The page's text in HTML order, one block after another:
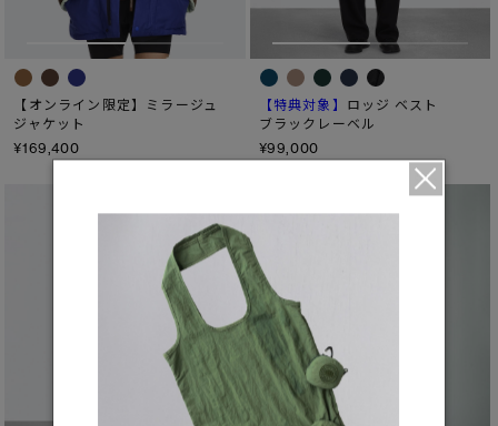
【オンライン限定】ミラージュ
ジャケット
¥169,400
【特典対象】
ロッジ ベスト
ブラックレーベル
¥99,000